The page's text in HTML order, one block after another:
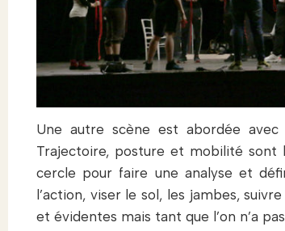
Une autre scène est abordée
Trajectoire, posture et mobilité sont
cercle pour faire une analyse et
l’action, viser le sol, les jambes,
et évidentes mais tant que l’on n’a